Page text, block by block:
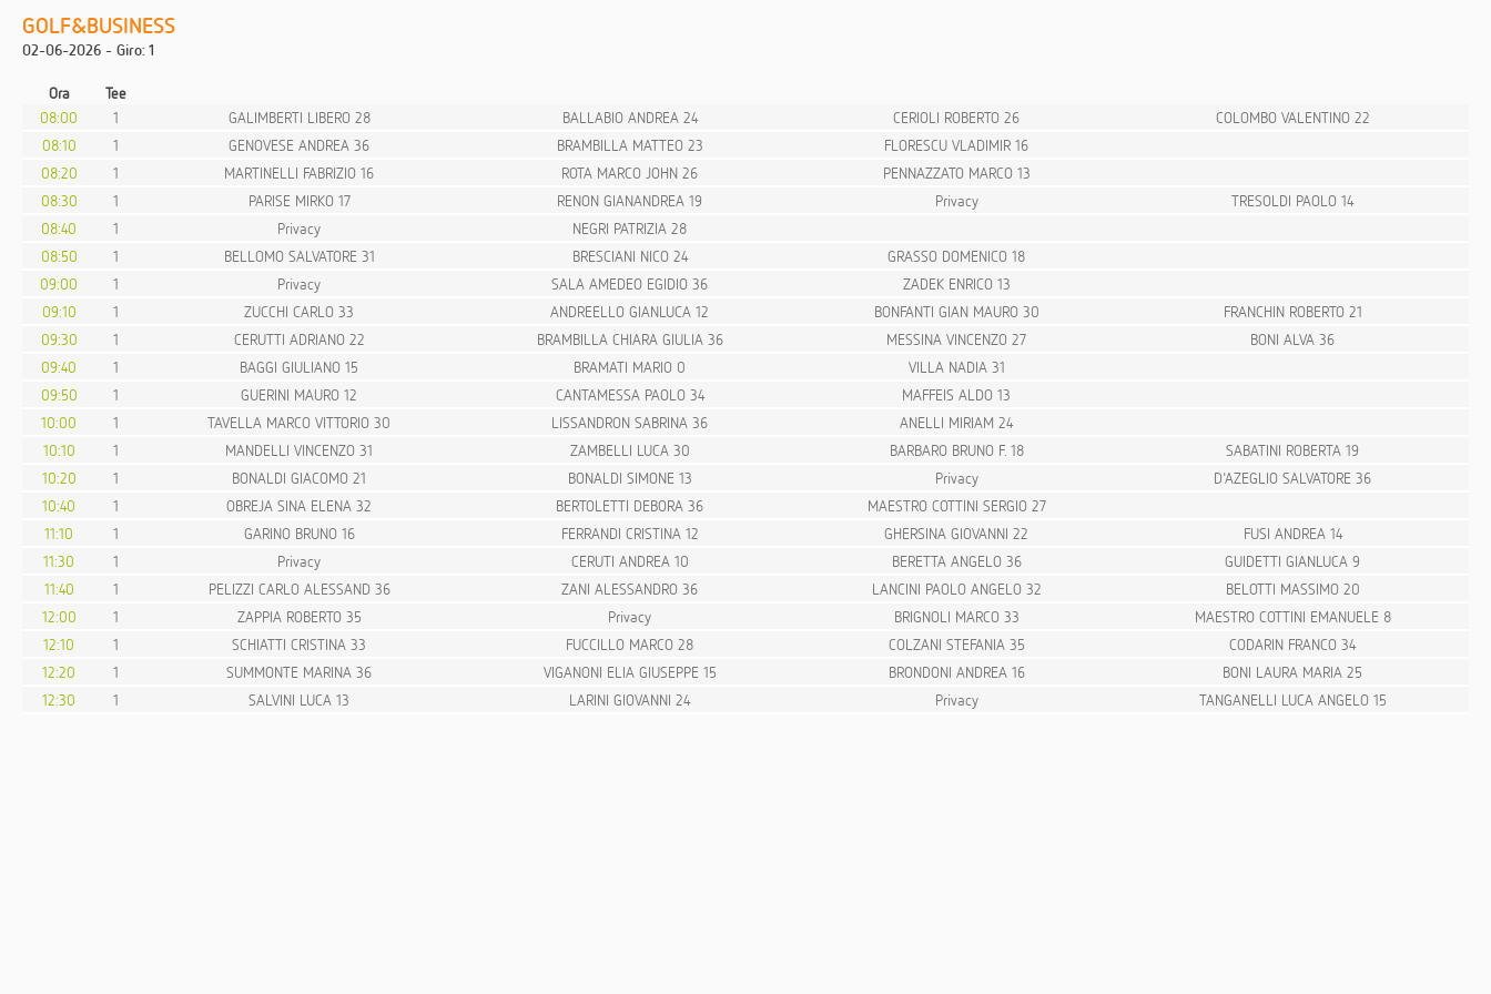
GOLF&BUSINESS
02-06-2026 - Giro: 1
Ora
Tee
08:00
1 GALIMBERTI LIBERO 28 BALLABIO ANDREA 24 CERIOLI ROBERTO 26
COLOMBO VALENTINO 22
08:10
1 GENOVESE ANDREA 36 BRAMBILLA MATTEO 23
FLORESCU VLADIMIR 16
08:20
1 MARTINELLI FABRIZIO 16 ROTA MARCO JOHN 26
PENNAZZATO MARCO 13
08:30
1 PARISE MIRKO 17 RENON GIANANDREA 19 Privacy
TRESOLDI PAOLO 14
08:40
1 Privacy
NEGRI PATRIZIA 28
08:50
1 BELLOMO SALVATORE 31 BRESCIANI NICO 24
GRASSO DOMENICO 18
09:00
1 Privacy SALA AMEDEO EGIDIO 36
ZADEK ENRICO 13
09:10
1 ZUCCHI CARLO 33 ANDREELLO GIANLUCA 12 BONFANTI GIAN MAURO 30
FRANCHIN ROBERTO 21
09:30
1 CERUTTI ADRIANO 22 BRAMBILLA CHIARA GIULIA 36 MESSINA VINCENZO 27
BONI ALVA 36
09:40
1 BAGGI GIULIANO 15 BRAMATI MARIO 0
VILLA NADIA 31
09:50
1 GUERINI MAURO 12 CANTAMESSA PAOLO 34
MAFFEIS ALDO 13
10:00
1 TAVELLA MARCO VITTORIO 30 LISSANDRON SABRINA 36
ANELLI MIRIAM 24
10:10
1 MANDELLI VINCENZO 31 ZAMBELLI LUCA 30 BARBARO BRUNO F. 18
SABATINI ROBERTA 19
10:20
1 BONALDI GIACOMO 21 BONALDI SIMONE 13 Privacy
D'AZEGLIO SALVATORE 36
10:40
1 OBREJA SINA ELENA 32 BERTOLETTI DEBORA 36
MAESTRO COTTINI SERGIO 27
11:10
1 GARINO BRUNO 16 FERRANDI CRISTINA 12 GHERSINA GIOVANNI 22
FUSI ANDREA 14
11:30
1 Privacy CERUTI ANDREA 10 BERETTA ANGELO 36
GUIDETTI GIANLUCA 9
11:40
1 PELIZZI CARLO ALESSAND 36 ZANI ALESSANDRO 36 LANCINI PAOLO ANGELO 32
BELOTTI MASSIMO 20
12:00
1 ZAPPIA ROBERTO 35 Privacy BRIGNOLI MARCO 33
MAESTRO COTTINI EMANUELE 8
12:10
1 SCHIATTI CRISTINA 33 FUCCILLO MARCO 28 COLZANI STEFANIA 35
CODARIN FRANCO 34
12:20
1 SUMMONTE MARINA 36 VIGANONI ELIA GIUSEPPE 15 BRONDONI ANDREA 16
BONI LAURA MARIA 25
12:30
1 SALVINI LUCA 13 LARINI GIOVANNI 24 Privacy TANGANELLI LUCA ANGELO 15